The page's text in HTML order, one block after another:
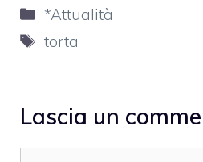
Categorie
*Attualità
Tag
torta
Lascia un